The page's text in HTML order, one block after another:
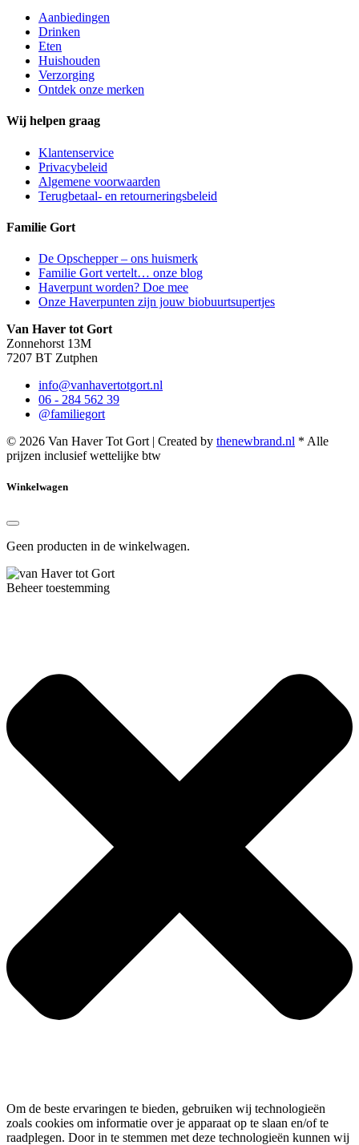
Aanbiedingen
Drinken
Eten
Huishouden
Verzorging
Ontdek onze merken
Wij helpen graag
Klantenservice
Privacybeleid
Algemene voorwaarden
Terugbetaal- en retourneringsbeleid
Familie Gort
De Opschepper – ons huismerk
Familie Gort vertelt… onze blog
Haverpunt worden? Doe mee
Onze Haverpunten zijn jouw biobuurtsupertjes
Van Haver tot Gort
Zonnehorst 13M
7207 BT Zutphen
info@vanhavertotgort.nl
06 - 284 562 39
@familiegort
© 2026 Van Haver Tot Gort | Created by thenewbrand.nl * Alle
prijzen inclusief wettelijke btw
Winkelwagen
Geen producten in de winkelwagen.
Beheer toestemming
Om de beste ervaringen te bieden, gebruiken wij technologieën
zoals cookies om informatie over je apparaat op te slaan en/of te
raadplegen. Door in te stemmen met deze technologieën kunnen wij